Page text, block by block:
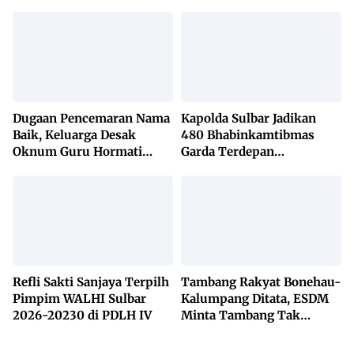
Dugaan Pencemaran Nama
Baik, Keluarga Desak
Oknum Guru Hormati
Kapolda Sulbar Jadikan
480 Bhabinkamtibmas
Garda Terdepan
Refli Sakti Sanjaya Terpilh
Pimpim WALHI Sulbar
2026-20230 di PDLH IV
Tambang Rakyat Bonehau-
Kalumpang Ditata, ESDM
Minta Tambang Tak